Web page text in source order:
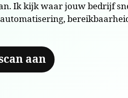
Ik kijk waar jouw bedrijf
aan